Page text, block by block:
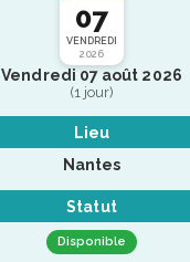
07
VENDREDI
2026
Vendredi 07 août 2026
(1 jour)
Lieu
Nantes
Statut
Disponible